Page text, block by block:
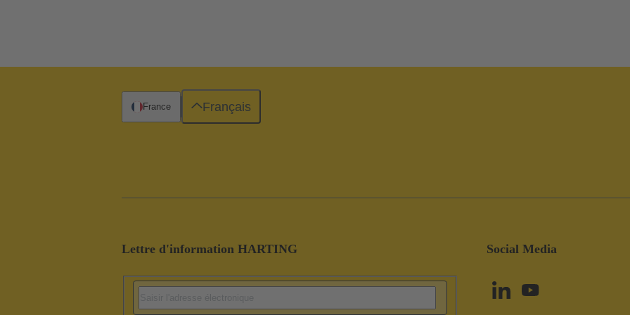
Lettre d'information HARTING Social Media
France Français